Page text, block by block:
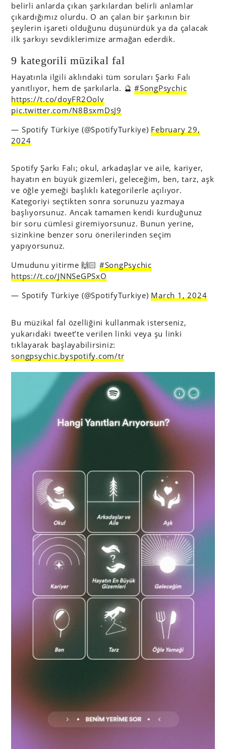
belirli anlarda çıkan şarkılardan belirli anlamlar
çıkardığımız olurdu. O an çalan bir şarkının bir
şeylerin işareti olduğunu düşünürdük ya da çalacak
ilk şarkıyı sevdiklerimize armağan ederdik.
9 kategorili müzikal fal
Hayatınla ilgili aklındaki tüm soruları Şarkı Falı
yanıtlıyor, hem de şarkılarla. 🔮#SongPsychic
https://t.co/doyFR2Oolv
pic.twitter.com/N8BsxmDsJ9
— Spotify Türkiye (@SpotifyTurkiye) February 29,
2024
Spotify Şarkı Falı; okul, arkadaşlar ve aile, kariyer,
hayatın en büyük gizemleri, geleceğim, ben, tarz, aşk
ve öğle yemeği başlıklı kategorilerle açılıyor.
Kategoriyi seçtikten sonra sorunuzu yazmaya
başlıyorsunuz. Ancak tamamen kendi kurduğunuz
bir soru cümlesi giremiyorsunuz. Bunun yerine,
sizinkine benzer soru önerilerinden seçim
yapıyorsunuz.
Umudunu yitirme 🙌🏻 #SongPsychic
https://t.co/JNNSeGPSxO
— Spotify Türkiye (@SpotifyTurkiye) March 1, 2024
Bu müzikal fal özelliğini kullanmak isterseniz,
yukarıdaki tweet’te verilen linki veya şu linki
tıklayarak başlayabilirsiniz:
songpsychic.byspotify.com/tr